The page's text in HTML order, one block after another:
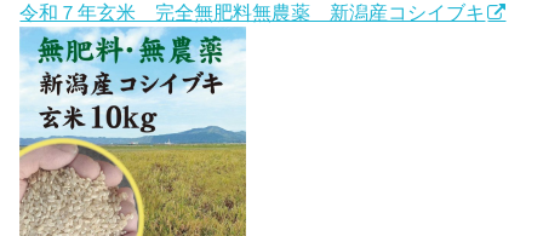
令和７年玄米 完全無肥料無農薬 新潟産コシイブキ